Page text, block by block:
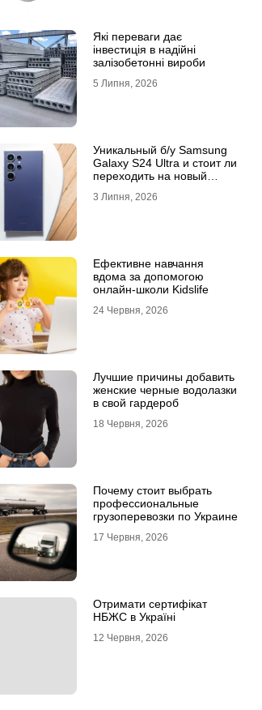
Які переваги дає
інвестиція в надійні
залізобетонні вироби
5 Липня, 2026
Уникальный б/у Samsung
Galaxy S24 Ultra и стоит ли
переходить на новый
3 Липня, 2026
Ефективне навчання
вдома за допомогою
онлайн-школи Kidslife
24 Червня, 2026
Лучшие причины добавить
женские черные водолазки
в свой гардероб
18 Червня, 2026
Почему стоит выбрать
профессиональные
грузоперевозки по Украине
17 Червня, 2026
Отримати сертифікат
НБЖС в Україні
12 Червня, 2026